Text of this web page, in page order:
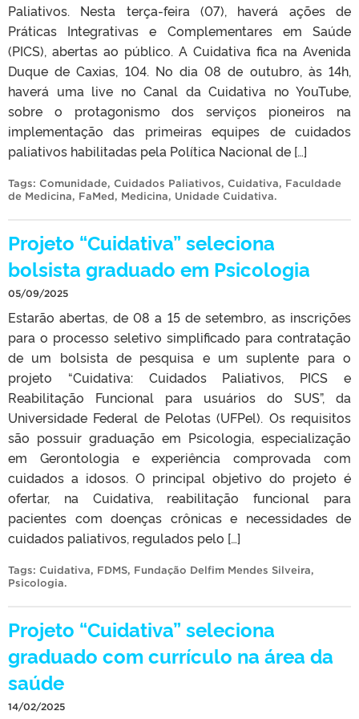
Paliativos. Nesta terça-feira (07), haverá ações de
Práticas Integrativas e Complementares em Saúde
(PICS), abertas ao público. A Cuidativa fica na Avenida
Duque de Caxias, 104. No dia 08 de outubro, às 14h,
haverá uma live no Canal da Cuidativa no YouTube,
sobre o protagonismo dos serviços pioneiros na
implementação das primeiras equipes de cuidados
paliativos habilitadas pela Política Nacional de […]
Tags: Comunidade, Cuidados Paliativos, Cuidativa, Faculdade
de Medicina, FaMed, Medicina, Unidade Cuidativa.
Projeto “Cuidativa” seleciona
bolsista graduado em Psicologia
05/09/2025
Estarão abertas, de 08 a 15 de setembro, as inscrições
para o processo seletivo simplificado para contratação
de um bolsista de pesquisa e um suplente para o
projeto “Cuidativa: Cuidados Paliativos, PICS e
Reabilitação Funcional para usuários do SUS”, da
Universidade Federal de Pelotas (UFPel). Os requisitos
são possuir graduação em Psicologia, especialização
em Gerontologia e experiência comprovada com
cuidados a idosos. O principal objetivo do projeto é
ofertar, na Cuidativa, reabilitação funcional para
pacientes com doenças crônicas e necessidades de
cuidados paliativos, regulados pelo […]
Tags: Cuidativa, FDMS, Fundação Delfim Mendes Silveira,
Psicologia.
Projeto “Cuidativa” seleciona
graduado com currículo na área da
saúde
14/02/2025